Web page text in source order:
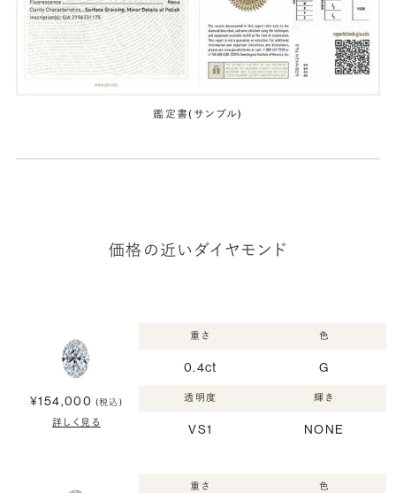
鑑定書(サンプル)
価格の近いダイヤモンド
¥154,000 (税込)
詳しく見る
重さ
0.4ct
色
G
透明度
VS1
輝き
NONE
重さ 色